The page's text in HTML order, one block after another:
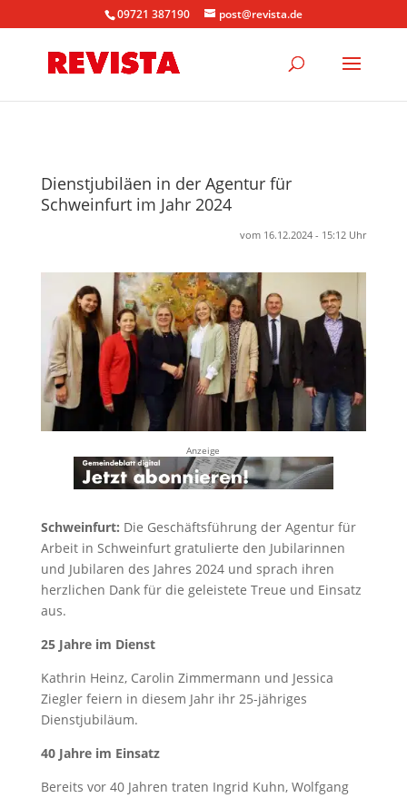
09721 387190 post@revista.de
Dienstjubiläen in der Agentur für
Schweinfurt im Jahr 2024
vom 16.12.2024 - 15:12 Uhr
Anzeige
Schweinfurt: Die Geschäftsführung der Agentur für
Arbeit in Schweinfurt gratulierte den Jubilarinnen
und Jubilaren des Jahres 2024 und sprach ihren
herzlichen Dank für die geleistete Treue und Einsatz
aus.
25 Jahre im Dienst
Kathrin Heinz, Carolin Zimmermann und Jessica
Ziegler feiern in diesem Jahr ihr 25-jähriges
Dienstjubiläum.
40 Jahre im Einsatz
Bereits vor 40 Jahren traten Ingrid Kuhn, Wolfgang